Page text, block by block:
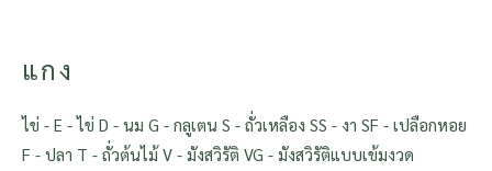
แกง
ไข่ - E - ไข่ D - นม G - กลูเตน S - ถั่วเหลือง SS - งา SF - เปลือกหอย
F - ปลา T - ถั่วต้นไม้ V - มังสวิรัติ VG - มังสวิรัติแบบเข้มงวด